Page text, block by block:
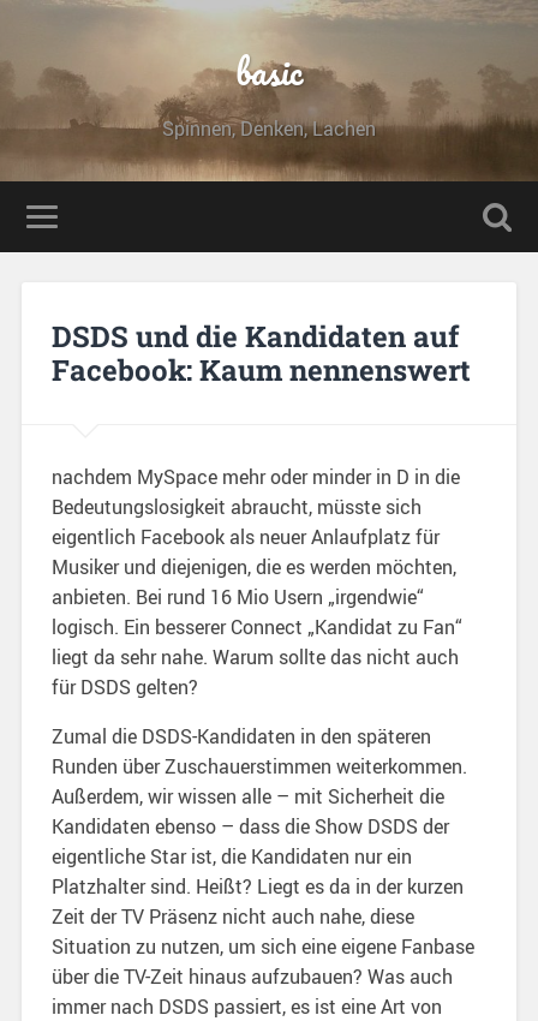
basic
Spinnen, Denken, Lachen
DSDS und die Kandidaten auf
Facebook: Kaum nennenswert
nachdem MySpace mehr oder minder in D in die
Bedeutungslosigkeit abraucht, müsste sich
eigentlich Facebook als neuer Anlaufplatz für
Musiker und diejenigen, die es werden möchten,
anbieten. Bei rund 16 Mio Usern „irgendwie“
logisch. Ein besserer Connect „Kandidat zu Fan“
liegt da sehr nahe. Warum sollte das nicht auch
für DSDS gelten?
Zumal die DSDS-Kandidaten in den späteren
Runden über Zuschauerstimmen weiterkommen.
Außerdem, wir wissen alle – mit Sicherheit die
Kandidaten ebenso – dass die Show DSDS der
eigentliche Star ist, die Kandidaten nur ein
Platzhalter sind. Heißt? Liegt es da in der kurzen
Zeit der TV Präsenz nicht auch nahe, diese
Situation zu nutzen, um sich eine eigene Fanbase
über die TV-Zeit hinaus aufzubauen? Was auch
immer nach DSDS passiert, es ist eine Art von